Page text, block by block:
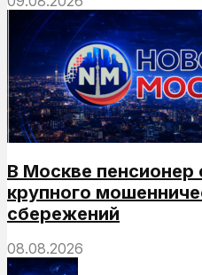
В Москве пенсионер
крупного
сбережений
08.08.2026